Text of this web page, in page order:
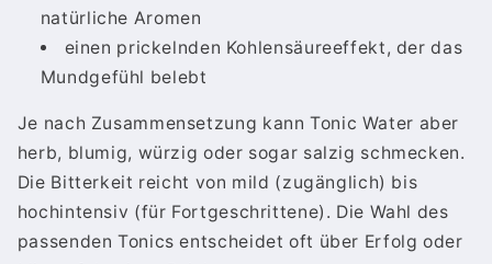
natürliche Aromen
einen prickelnden Kohlensäureeffekt, der das
Mundgefühl belebt
Je nach Zusammensetzung kann Tonic Water aber
herb, blumig, würzig oder sogar salzig schmecken.
Die Bitterkeit reicht von mild (zugänglich) bis
hochintensiv (für Fortgeschrittene). Die Wahl des
passenden Tonics entscheidet oft über Erfolg oder